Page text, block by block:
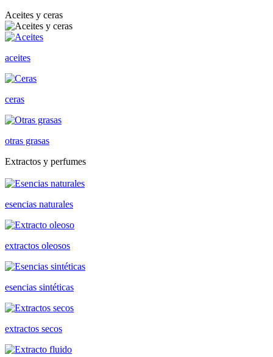
Aceites y ceras
aceites
ceras
otras grasas
Extractos y perfumes
esencias naturales
extractos oleosos
esencias sintéticas
extractos secos